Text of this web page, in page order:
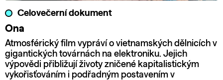
Celovečerní dokument
Ona
Atmosférický film vypráví o vietnamských dělnicích v
gigantických továrnách na elektroniku. Jejich
výpovědi přibližují životy zničené kapitalistickým
vykořisťováním i podřadným postavením v